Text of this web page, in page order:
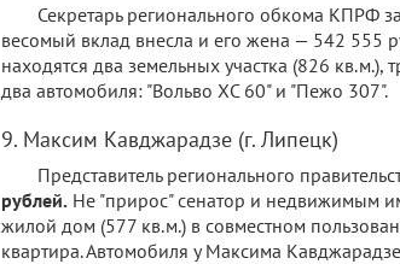
Секретарь регионального обкома КПРФ
весомый вклад внесла и его жена — 542 555
находятся два земельных участка (826
два автомобиля: "Вольво ХС 60" и "Пежо 307".
9. Максим Кавджарадзе (г. Липецк)
Представитель регионального
рублей. Не "прирос" сенатор и недвижимым
жилой дом (577 кв.м.) в совместном
квартира. Автомобиля у Максима